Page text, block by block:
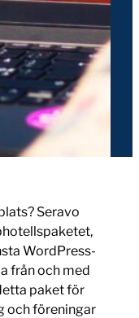
Seravo
WordPress-
från och med
paket för
och föreningar